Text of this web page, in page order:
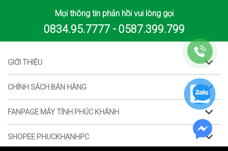
Mọi thông tin phản hồi vui lòng gọi
0834.95.7777 - 0587.399.799
GIỚI THIỆU
CHÍNH SÁCH BÁN HÀNG
FANPAGE MÁY TÍNH PHÚC KHÁNH
SHOPEE PHUCKHANHPC